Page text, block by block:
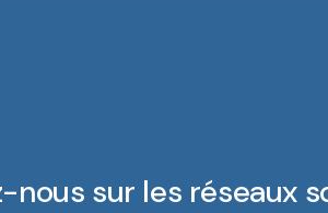
nous sur les réseaux